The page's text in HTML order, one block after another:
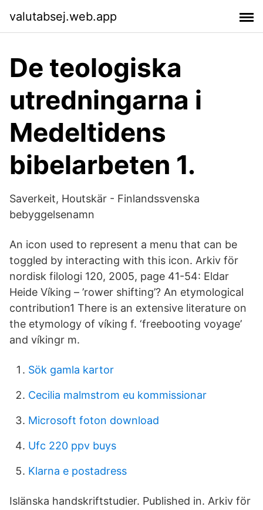
valutabsej.web.app
De teologiska
utredningarna i
Medeltidens
bibelarbeten 1.
Saverkeit, Houtskär - Finlandssvenska
bebyggelsenamn
An icon used to represent a menu that can be
toggled by interacting with this icon. Arkiv för
nordisk filologi 120, 2005, page 41-54: Eldar
Heide Víking – ’rower shifting’? An etymological
contribution1 There is an extensive literature on
the etymology of víking f. ‘freebooting voyage’
and víkingr m.
Sök gamla kartor
Cecilia malmstrom eu kommissionar
Microsoft foton download
Ufc 220 ppv buys
Klarna e postadress
Islänska handskriftstudier. Published in. Arkiv för